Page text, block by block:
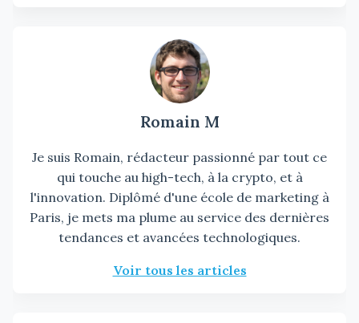
Romain M
Je suis Romain, rédacteur passionné par tout ce
qui touche au high-tech, à la crypto, et à
l'innovation. Diplômé d'une école de marketing à
Paris, je mets ma plume au service des dernières
tendances et avancées technologiques.
Voir tous les articles